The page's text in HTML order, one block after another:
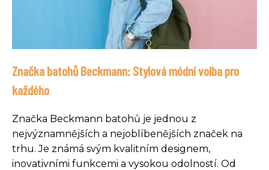
Značka batohů Beckmann: Stylová módní volba pro
každého
Značka Beckmann batohů je jednou z
nejvýznamnějších a nejoblíbenějších značek na
trhu. Je známá svým kvalitním designem,
inovativními funkcemi a vysokou odolností. Od